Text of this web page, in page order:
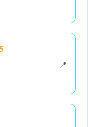
📍